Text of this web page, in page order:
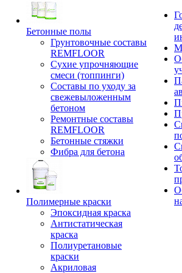
Бетонные полы
Грунтовочные составы
REMFLOOR
Сухие упрочняющие
смеси (топпинги)
Составы по уходу за
свежевыложенным
бетоном
Ремонтные составы
REMFLOOR
Бетонные стяжки
Фибра для бетона
Полимерные краски
Эпоксидная краска
Антистатическая
краска
Полиуретановые
краски
Акриловая